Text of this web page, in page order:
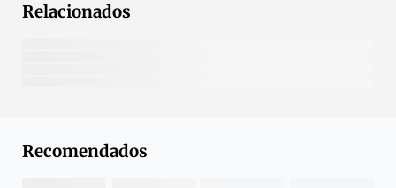
Relacionados
Recomendados